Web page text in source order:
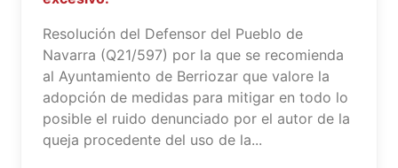
Resolución del Defensor del Pueblo de
Navarra (Q21/597) por la que se recomienda
al Ayuntamiento de Berriozar que valore la
adopción de medidas para mitigar en todo lo
posible el ruido denunciado por el autor de la
queja procedente del uso de la...